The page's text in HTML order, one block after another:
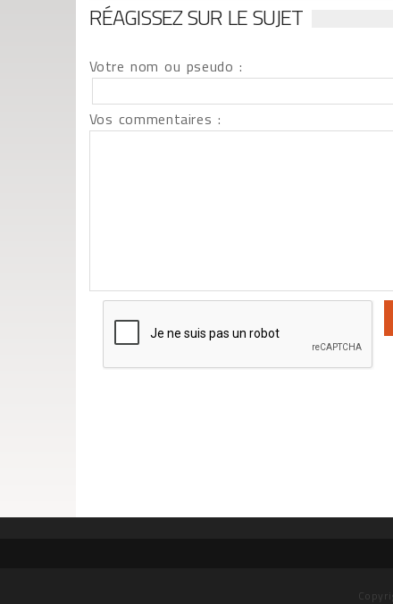
RÉAGISSEZ SUR LE SUJET
Votre nom ou pseudo :
Vos commentaires :